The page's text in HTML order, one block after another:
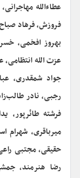
عطاءالله
فروزش، فرهاد
بهروز افخمی،
عزت الله
جواد شمقدری،
رجبی، نادر
فرشته طائرپور،
میرباقری، شهرام
حقیقی، مجتبی
رضا هنرمند،